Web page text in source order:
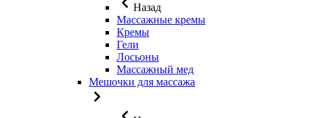
Назад
Массажные кремы
Кремы
Гели
Лосьоны
Массажный мед
Мешочки для массажа